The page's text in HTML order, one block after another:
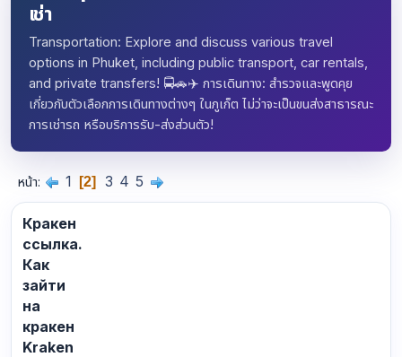
เช่า
Transportation: Explore and discuss various travel
options in Phuket, including public transport, car rentals,
and private transfers! 🚍🚗✈️ การเดินทาง: สำรวจและพูดคุย
เกี่ยวกับตัวเลือกการเดินทางต่างๆ ในภูเก็ต ไม่ว่าจะเป็นขนส่งสาธารณะ
การเช่ารถ หรือบริการรับ-ส่งส่วนตัว!
หน้า 1 2 3 4 5
Кракен
ссылка.
Как
зайти
на
кракен
Kraken